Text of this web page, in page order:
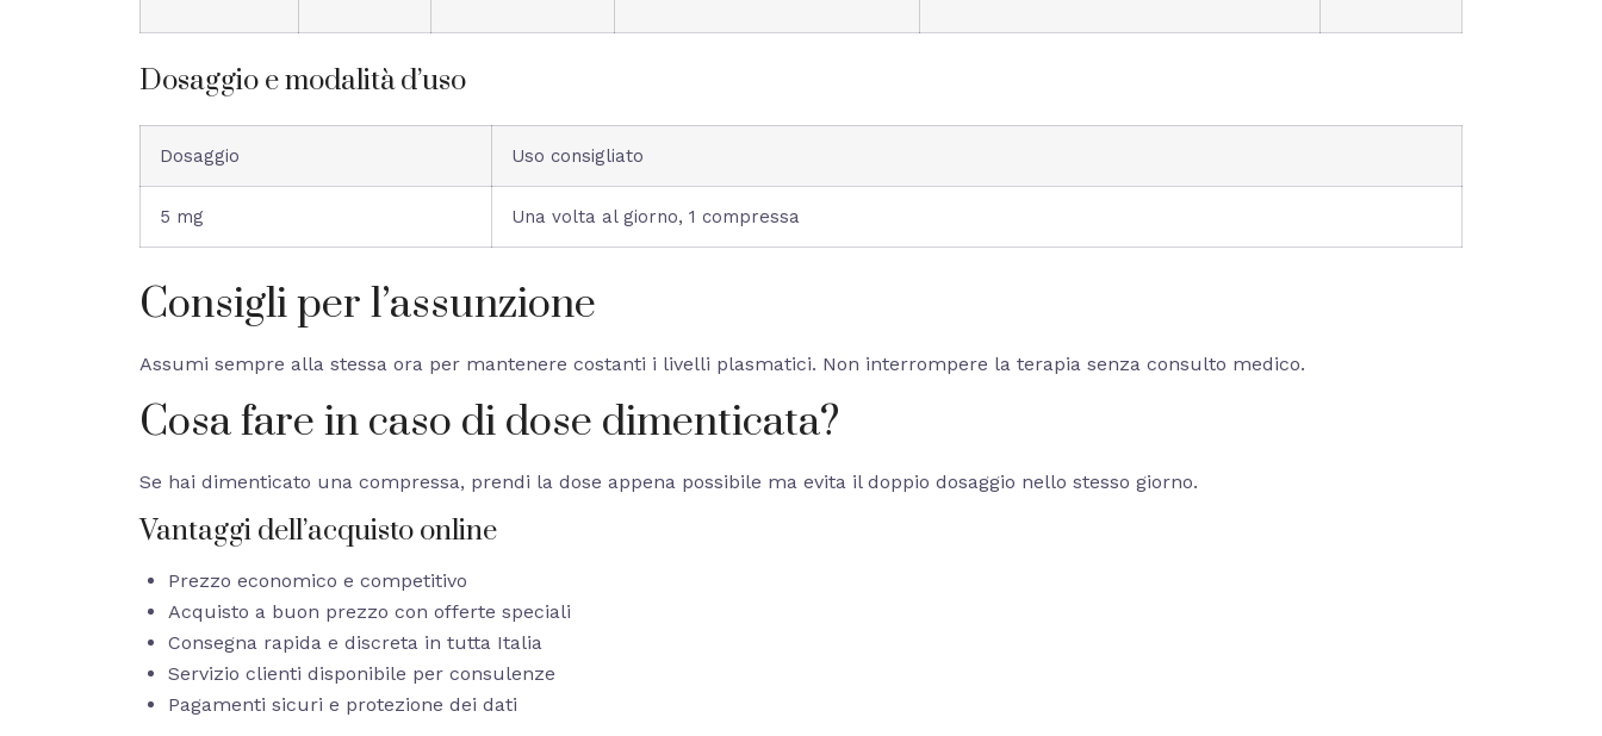
Dosaggio e modalità d’uso
Dosaggio Uso consigliato
5 mg Una volta al giorno, 1 compressa
Consigli per l’assunzione
Assumi sempre alla stessa ora per mantenere costanti i livelli plasmatici. Non interrompere la terapia senza consulto medico.
Cosa fare in caso di dose dimenticata?
Se hai dimenticato una compressa, prendi la dose appena possibile ma evita il doppio dosaggio nello stesso giorno.
Vantaggi dell’acquisto online
Prezzo economico e competitivo
Acquisto a buon prezzo con offerte speciali
Consegna rapida e discreta in tutta Italia
Servizio clienti disponibile per consulenze
Pagamenti sicuri e protezione dei dati